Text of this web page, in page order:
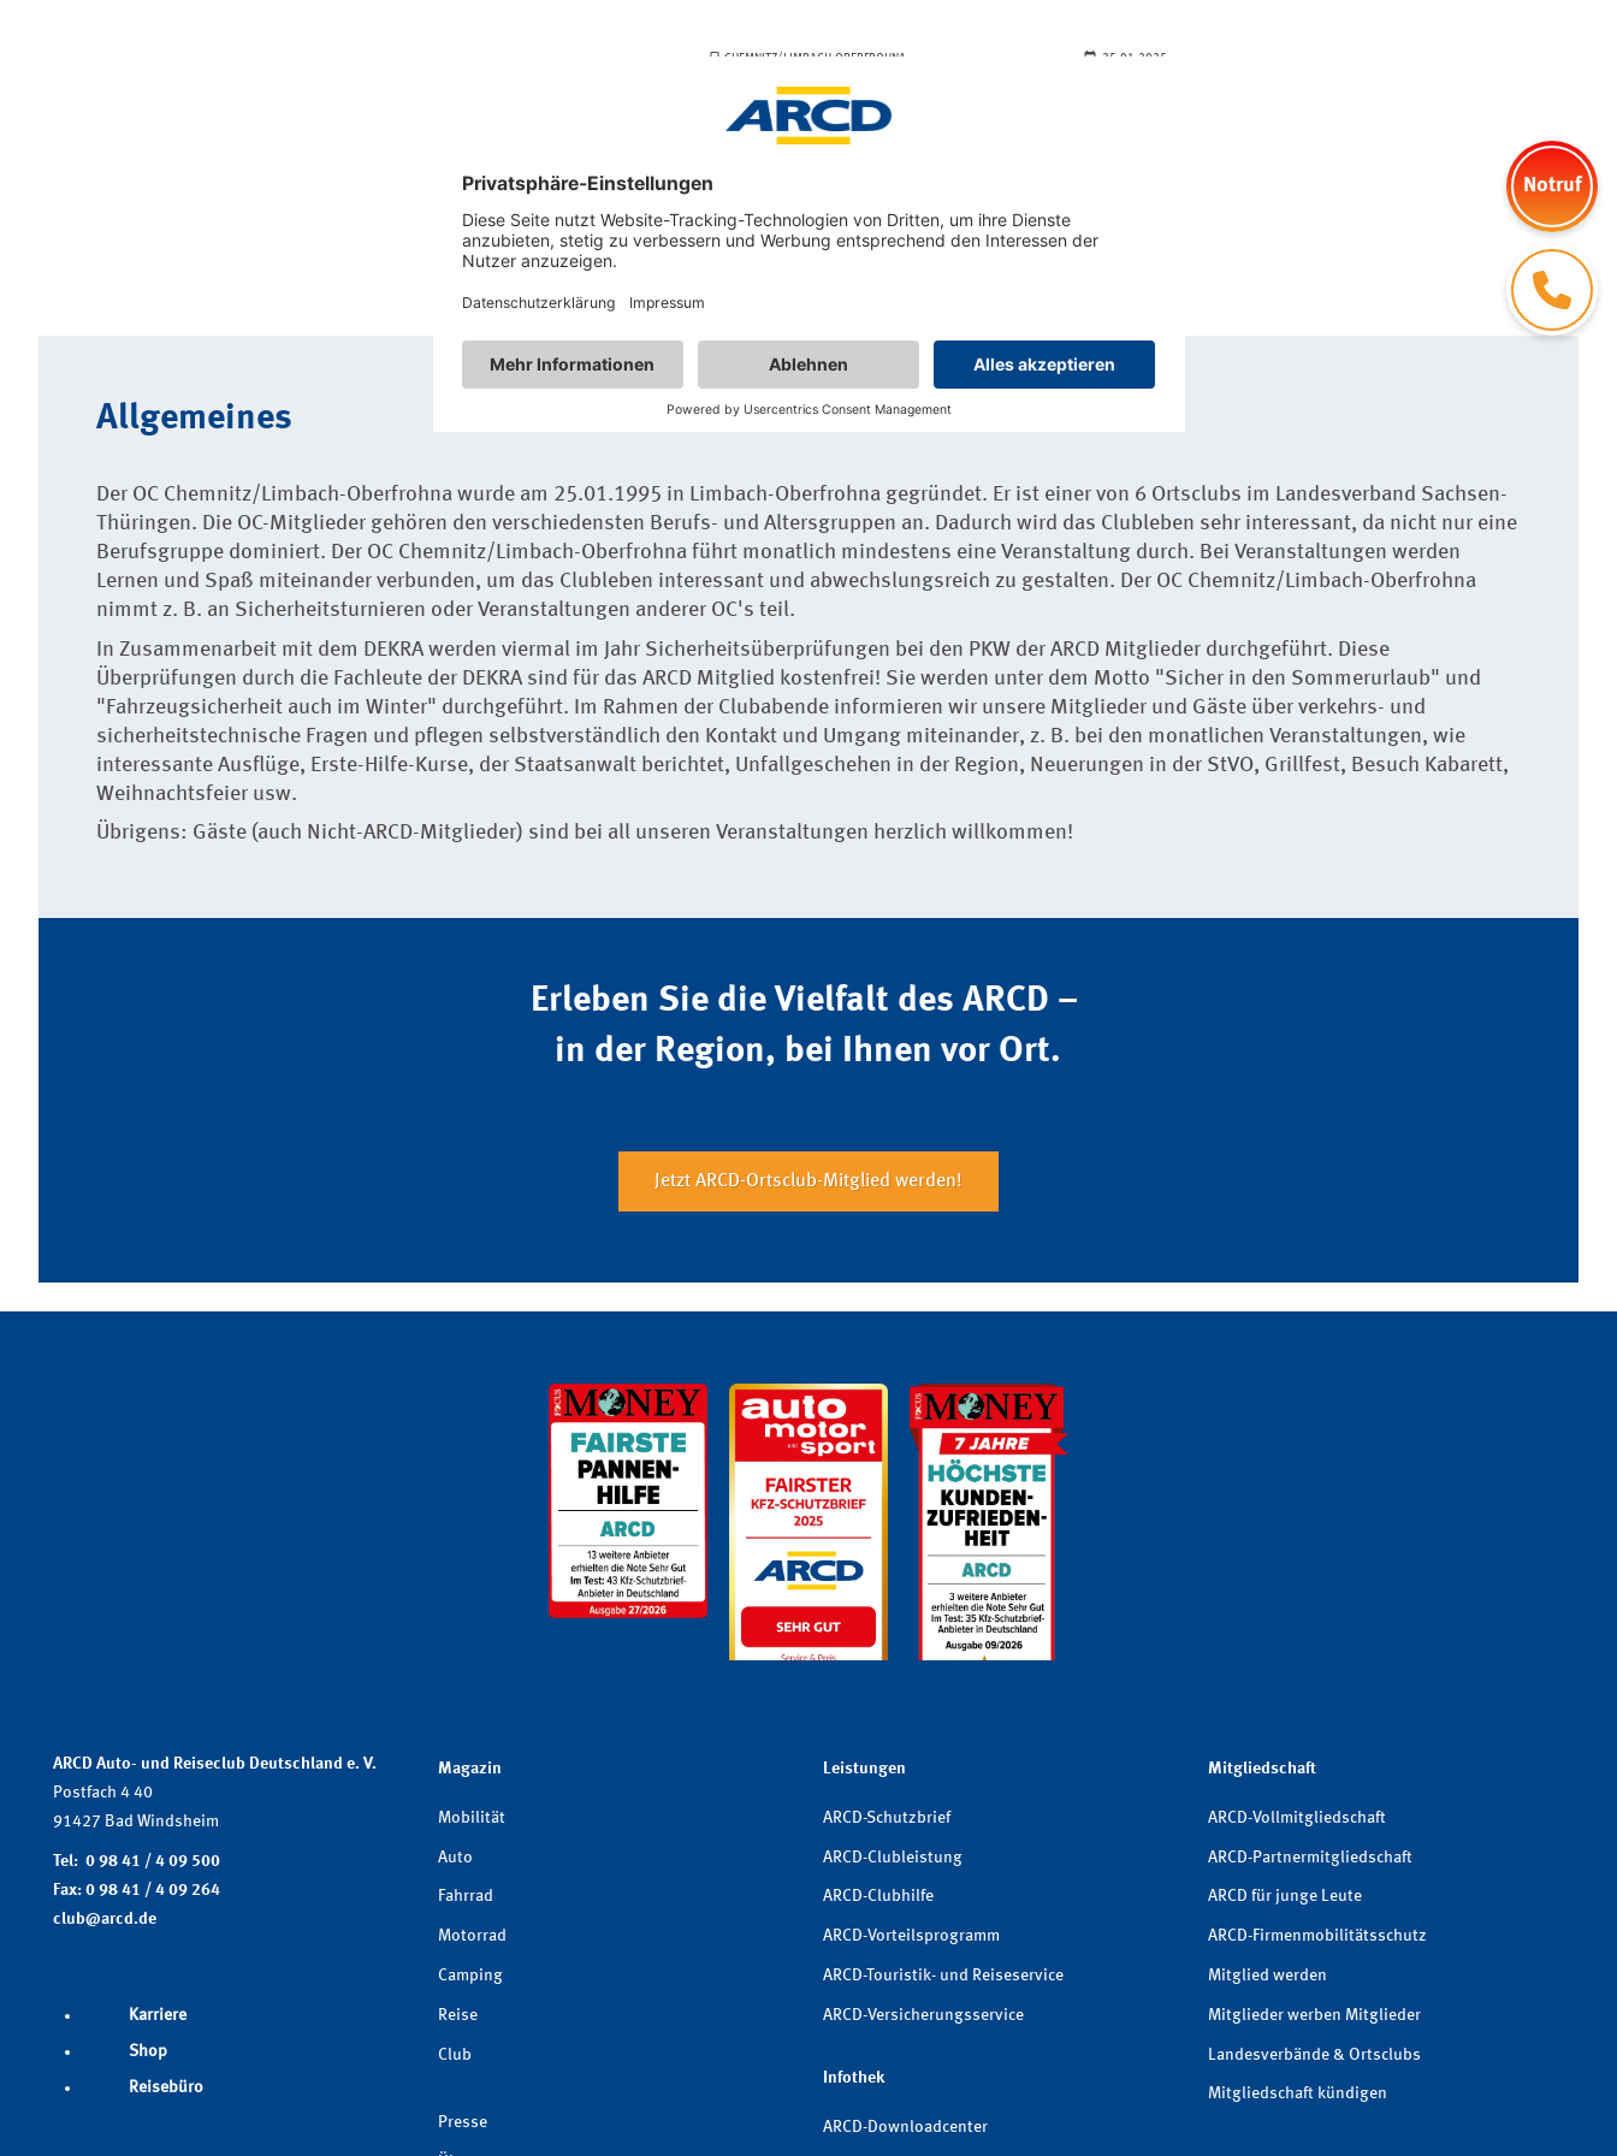
CHEMNITZ/LIMBACH-OBERFROHNA 25.01.2025
Jubiläum: 30 Jahre ARCD-Ortsclub
Chemnitz/Limbach-Oberfrohna
lebendiges Clubleben. Ein Blick auf die Geschichte, das Besondere am
Ortsclub und die Jubiläumsfeier.
Allgemeines
Der OC Chemnitz/Limbach-Oberfrohna wurde am 25.01.1995 in Limbach-Oberfrohna gegründet. Er ist einer von 6 Ortsclubs im Landesverband Sachsen-
Thüringen. Die OC-Mitglieder gehören den verschiedensten Berufs- und Altersgruppen an. Dadurch wird das Clubleben sehr interessant, da nicht nur eine
Berufsgruppe dominiert. Der OC Chemnitz/Limbach-Oberfrohna führt monatlich mindestens eine Veranstaltung durch. Bei Veranstaltungen werden
Lernen und Spaß miteinander verbunden, um das Clubleben interessant und abwechslungsreich zu gestalten. Der OC Chemnitz/Limbach-Oberfrohna
nimmt z. B. an Sicherheitsturnieren oder Veranstaltungen anderer OC's teil.
In Zusammenarbeit mit dem DEKRA werden viermal im Jahr Sicherheitsüberprüfungen bei den PKW der ARCD Mitglieder durchgeführt. Diese
Überprüfungen durch die Fachleute der DEKRA sind für das ARCD Mitglied kostenfrei! Sie werden unter dem Motto "Sicher in den Sommerurlaub" und
"Fahrzeugsicherheit auch im Winter" durchgeführt. Im Rahmen der Clubabende informieren wir unsere Mitglieder und Gäste über verkehrs- und
sicherheitstechnische Fragen und pflegen selbstverständlich den Kontakt und Umgang miteinander, z. B. bei den monatlichen Veranstaltungen, wie
interessante Ausflüge, Erste-Hilfe-Kurse, der Staatsanwalt berichtet, Unfallgeschehen in der Region, Neuerungen in der StVO, Grillfest, Besuch Kabarett,
Weihnachtsfeier usw.
Übrigens: Gäste (auch Nicht-ARCD-Mitglieder) sind bei all unseren Veranstaltungen herzlich willkommen!
Erleben Sie die Vielfalt des ARCD –
in der Region, bei Ihnen vor Ort.
Jetzt ARCD-Ortsclub-Mitglied werden!
ARCD Auto- und Reiseclub Deutschland e. V.
Postfach 4 40
91427 Bad Windsheim
Tel: 0 98 41 / 4 09 500
Fax: 0 98 41 / 4 09 264
club@arcd.de
Karriere
Shop
Reisebüro
Magazin
Mobilität
Auto
Fahrrad
Motorrad
Camping
Reise
Club
Presse
Leistungen
ARCD-Schutzbrief
ARCD-Clubleistung
ARCD-Clubhilfe
ARCD-Vorteilsprogramm
ARCD-Touristik- und Reiseservice
ARCD-Versicherungsservice
Infothek
ARCD-Downloadcenter
Mitgliedschaft
ARCD-Vollmitgliedschaft
ARCD-Partnermitgliedschaft
ARCD für junge Leute
ARCD-Firmenmobilitätsschutz
Mitglied werden
Mitglieder werben Mitglieder
Landesverbände & Ortsclubs
Mitgliedschaft kündigen
Notruf
Kontakt